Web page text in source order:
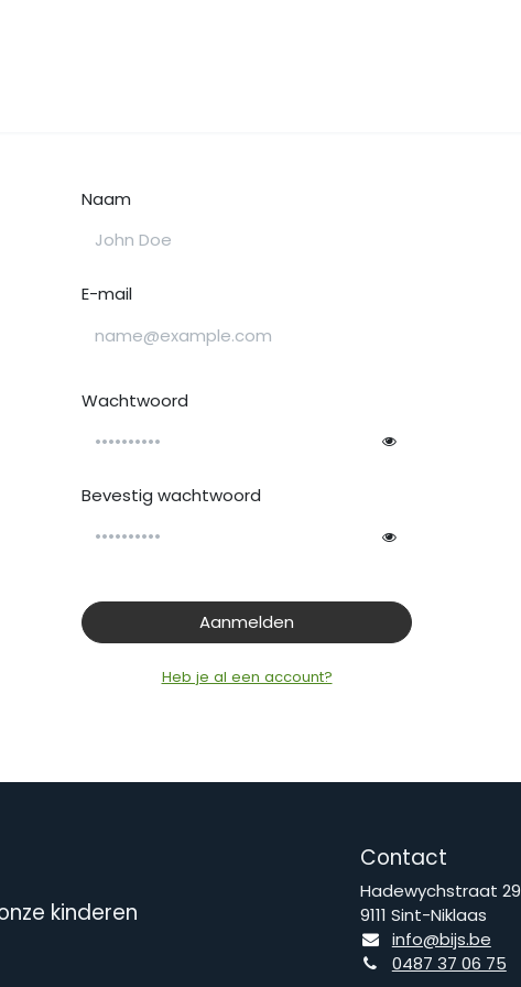
Naam
E-mail
Wachtwoord
Bevestig wachtwoord
Aanmelden
Heb je al een account?
Contact
Hadewychstraat 29
9111 Sint-Niklaas
info@bijs.be
0487 37 06 75
kinderen